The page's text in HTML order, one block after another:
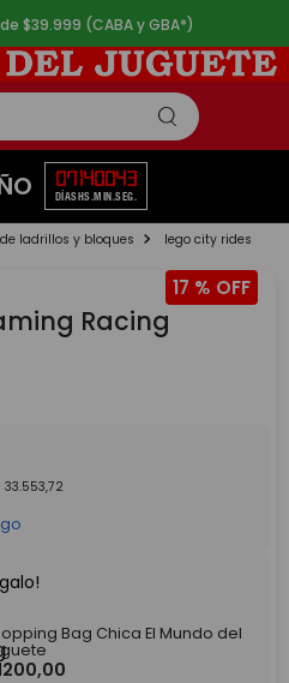
$39.999 (CABA y GBA*)
07
DÍAS
14
HS.
00
MIN.
43
SEG.
ladrillos y bloques lego city rides
17 %
Racing
33.553,72
Bag Chica El Mundo del
,00